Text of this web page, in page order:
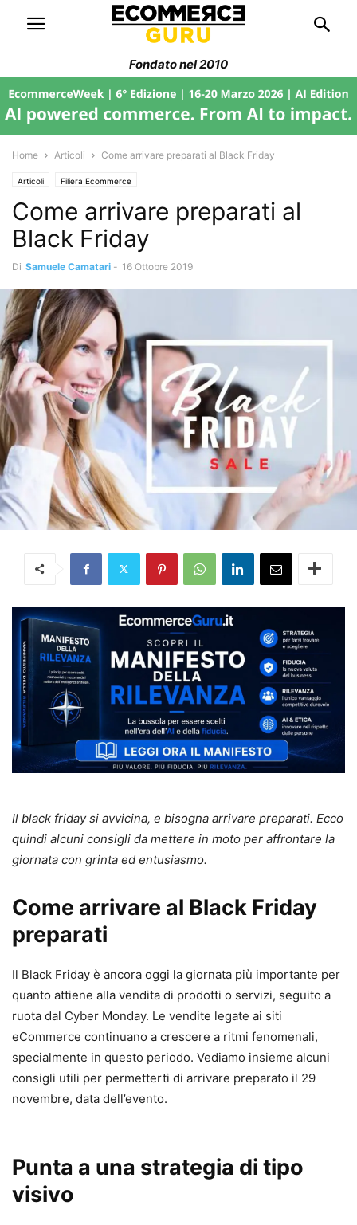
Fondato nel 2010
Home Articoli Come arrivare preparati al Black Friday
Articoli Filiera Ecommerce
Come arrivare preparati al
Black Friday
Di Samuele Camatari - 16 Ottobre 2019
Il black friday si avvicina, e bisogna arrivare preparati. Ecco
quindi alcuni consigli da mettere in moto per affrontare la
giornata con grinta ed entusiasmo.
Come arrivare al Black Friday
preparati
Il Black Friday è ancora oggi la giornata più importante per
quanto attiene alla vendita di prodotti o servizi, seguito a
ruota dal Cyber Monday. Le vendite legate ai siti
eCommerce continuano a crescere a ritmi fenomenali,
specialmente in questo periodo. Vediamo insieme alcuni
consigli utili per permetterti di arrivare preparato il 29
novembre, data dell’evento.
Punta a una strategia di tipo
visivo